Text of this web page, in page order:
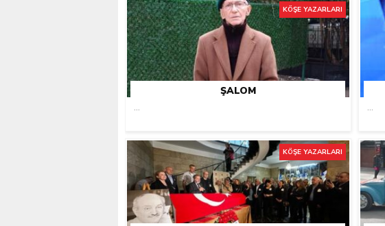
KÖŞE YAZARLARI
ŞALOM
...
...
KÖŞE YAZARLARI